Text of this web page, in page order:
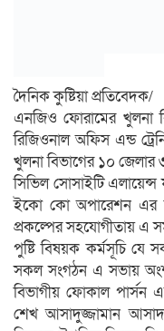
দৈনিক কুষ্টিয়া প্রতিবেদক/
এনজিও ফোরামের খুলনা
রিজিওনাল অফিস এন্ড
খুলনা বিভাগের ১০ জেলার
সিভিল সোসাইটি
ইকো কো অপারেশন এর
প্রকল্পের সহযোগীতায় এ
পুষ্টি বিষয়ক কর্মসূচি যে
সকল সংগঠন এ সভায়
বিভাগীয় ফোকাল পার্সন
শেখ আসাদুজ্জামান আসাদ